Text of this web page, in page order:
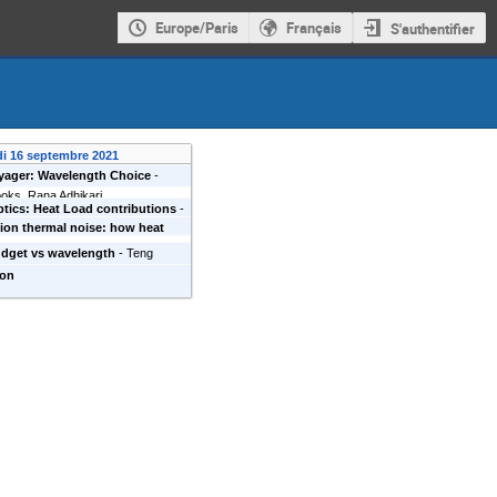
Europe/Paris Français S'authentifier
16 septembre 2021
Wavelength Choice -
Rana Adhikari
Heat Load contributions -
thermal noise: how heat
suspension geometry
vs wavelength - Teng
Danilishin